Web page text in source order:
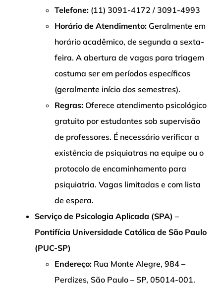
Telefone: (11) 3091-4172 / 3091-4993
Horário de Atendimento: Geralmente em
horário acadêmico, de segunda a sexta-
feira. A abertura de vagas para triagem
costuma ser em períodos específicos
(geralmente início dos semestres).
Regras: Oferece atendimento psicológico
gratuito por estudantes sob supervisão
de professores. É necessário verificar a
existência de psiquiatras na equipe ou o
protocolo de encaminhamento para
psiquiatria. Vagas limitadas e com lista
de espera.
Serviço de Psicologia Aplicada (SPA) –
Pontifícia Universidade Católica de São Paulo
(PUC-SP)
Endereço: Rua Monte Alegre, 984 –
Perdizes, São Paulo – SP, 05014-001.